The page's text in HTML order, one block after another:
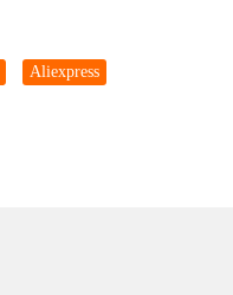
Aliexpress